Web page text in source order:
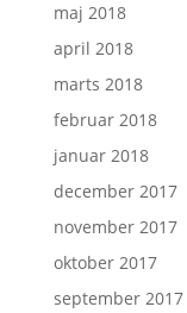
maj 2018
april 2018
marts 2018
februar 2018
januar 2018
december 2017
november 2017
oktober 2017
september 2017